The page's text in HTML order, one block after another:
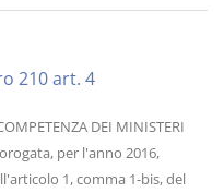
210 art. 4
DEI MINISTERI
per l'anno 2016,
1, comma 1-bis, del